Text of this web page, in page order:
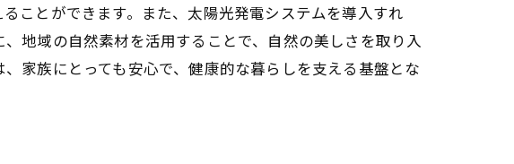
ことができます。また、太陽光発電システムを導入すれ
地域の自然素材を活用することで、自然の美しさを取り入
家族にとっても安心で、健康的な暮らしを支える基盤とな